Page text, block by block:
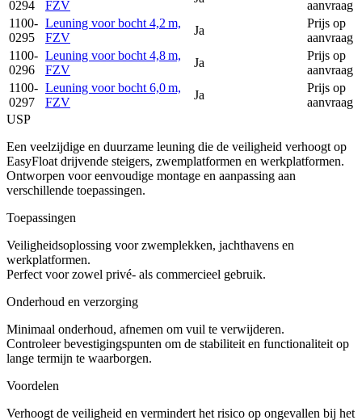
0294 FZV
aanvraag
1100-
0295
Leuning voor bocht 4,2 m,
FZV
Ja
Prijs op
aanvraag
1100-
0296
Leuning voor bocht 4,8 m,
FZV
Ja
Prijs op
aanvraag
1100-
0297
Leuning voor bocht 6,0 m,
FZV
Ja
Prijs op
aanvraag
USP
Een veelzijdige en duurzame leuning die de veiligheid verhoogt op
EasyFloat drijvende steigers, zwemplatformen en werkplatformen.
Ontworpen voor eenvoudige montage en aanpassing aan
verschillende toepassingen.
Toepassingen
Veiligheidsoplossing voor zwemplekken, jachthavens en
werkplatformen.
Perfect voor zowel privé- als commercieel gebruik.
Onderhoud en verzorging
Minimaal onderhoud, afnemen om vuil te verwijderen.
Controleer bevestigingspunten om de stabiliteit en functionaliteit op
lange termijn te waarborgen.
Voordelen
Verhoogt de veiligheid en vermindert het risico op ongevallen bij het